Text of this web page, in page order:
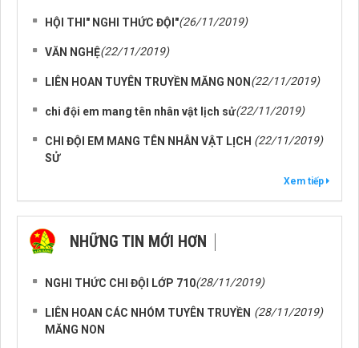
HỘI THI" NGHI THỨC ĐỘI"(26/11/2019)
VĂN NGHỆ(22/11/2019)
LIÊN HOAN TUYÊN TRUYỀN MĂNG NON (22/11/2019)
chi đội em mang tên nhân vật lịch sử(22/11/2019)
CHI ĐỘI EM MANG TÊN NHÂN VẬT LỊCH
SỬ
(22/11/2019)
Xem tiếp
NHỮNG TIN MỚI HƠN
NGHI THỨC CHI ĐỘI LỚP 710(28/11/2019)
LIÊN HOAN CÁC NHÓM TUYÊN TRUYỀN
MĂNG NON
(28/11/2019)